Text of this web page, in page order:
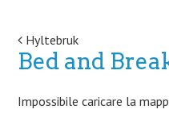
Post
Hyltebruk
Bed and
Impossibile caricare la